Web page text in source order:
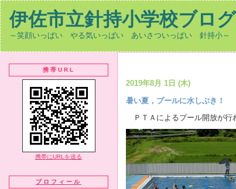
伊佐市立針持小学校ブログ
～笑顔いっぱい やる気いっぱい あいさついっぱい 針持小～
携帯URL
携帯にURLを送る
プロフィール
2019年8月 1日 (木)
暑い夏，プールに水しぶき！
ＰＴＡによるプール開放が行